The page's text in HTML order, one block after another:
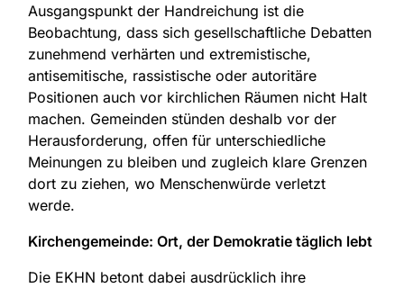
Ausgangspunkt der Handreichung ist die
Beobachtung, dass sich gesellschaftliche Debatten
zunehmend verhärten und extremistische,
antisemitische, rassistische oder autoritäre
Positionen auch vor kirchlichen Räumen nicht Halt
machen. Gemeinden stünden deshalb vor der
Herausforderung, offen für unterschiedliche
Meinungen zu bleiben und zugleich klare Grenzen
dort zu ziehen, wo Menschenwürde verletzt
werde.
Kirchengemeinde: Ort, der Demokratie täglich lebt
Die EKHN betont dabei ausdrücklich ihre